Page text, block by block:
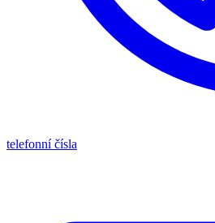
telefonní čísla